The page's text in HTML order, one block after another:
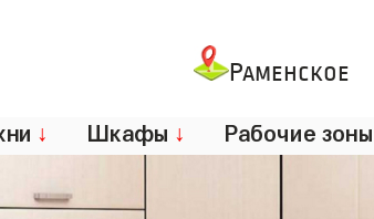
Раменское
↓ Шкафы ↓ Рабочие зоны